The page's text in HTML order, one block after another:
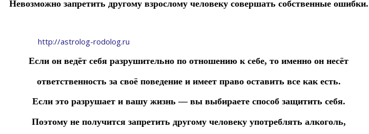
Невозможно запретить другому взрослому человеку совершать собственные ошибки.
http://astrolog-rodolog.ru
Если он ведёт себя разрушительно по отношению к себе, то именно он несёт
ответственность за своё поведение и имеет право оставить все как есть.
Если это разрушает и вашу жизнь — вы выбираете способ защитить себя.
Поэтому не получится запретить другому человеку употреблять алкоголь,